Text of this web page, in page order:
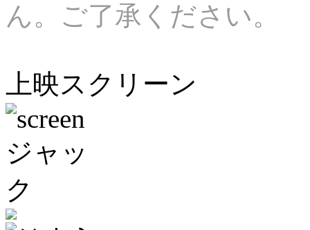
ん。ご了承ください。
上映スクリーン